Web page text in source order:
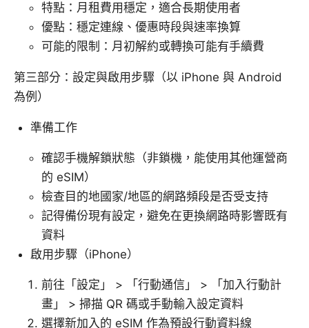
特點：月租費用穩定，適合長期使用者
優點：穩定連線、優惠時段與速率換算
可能的限制：月初解約或轉換可能有手續費
第三部分：設定與啟用步驟（以 iPhone 與 Android
為例）
準備工作
確認手機解鎖狀態（非鎖機，能使用其他運營商
的 eSIM）
檢查目的地國家/地區的網路頻段是否受支持
記得備份現有設定，避免在更換網路時影響既有
資料
啟用步驟（iPhone）
前往「設定」 > 「行動通信」 > 「加入行動計
畫」 > 掃描 QR 碼或手動輸入設定資料
選擇新加入的 eSIM 作為預設行動資料線